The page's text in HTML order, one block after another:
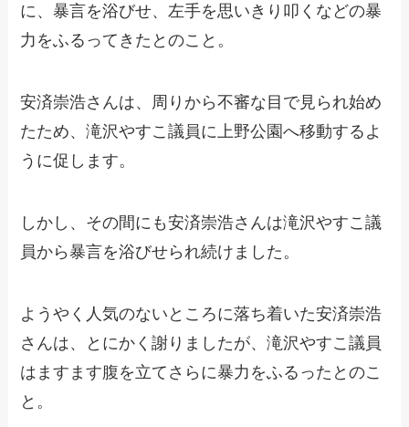
に、暴言を浴びせ、左手を思いきり叩くなどの暴
力をふるってきたとのこと。
安済崇浩さんは、周りから不審な目で見られ始め
たため、滝沢やすこ議員に上野公園へ移動するよ
うに促します。
しかし、その間にも安済崇浩さんは滝沢やすこ議
員から暴言を浴びせられ続けました。
ようやく人気のないところに落ち着いた安済崇浩
さんは、とにかく謝りましたが、滝沢やすこ議員
はますます腹を立てさらに暴力をふるったとのこ
と。